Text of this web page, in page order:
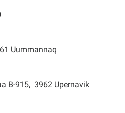
Uummannaq
B-915, 3962 Upernavik